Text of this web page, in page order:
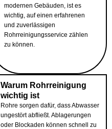
modernen Gebäuden, ist es
wichtig, auf einen erfahrenen
und zuverlässigen
Rohrreinigungsservice zählen
zu können.
Warum Rohrreinigung
wichtig ist
Rohre sorgen dafür, dass Abwasser
ungestört abfließt. Ablagerungen
oder Blockaden können schnell zu